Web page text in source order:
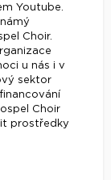
Youtube.
Choir.
u nás i v
sektor
Choir
prostředky